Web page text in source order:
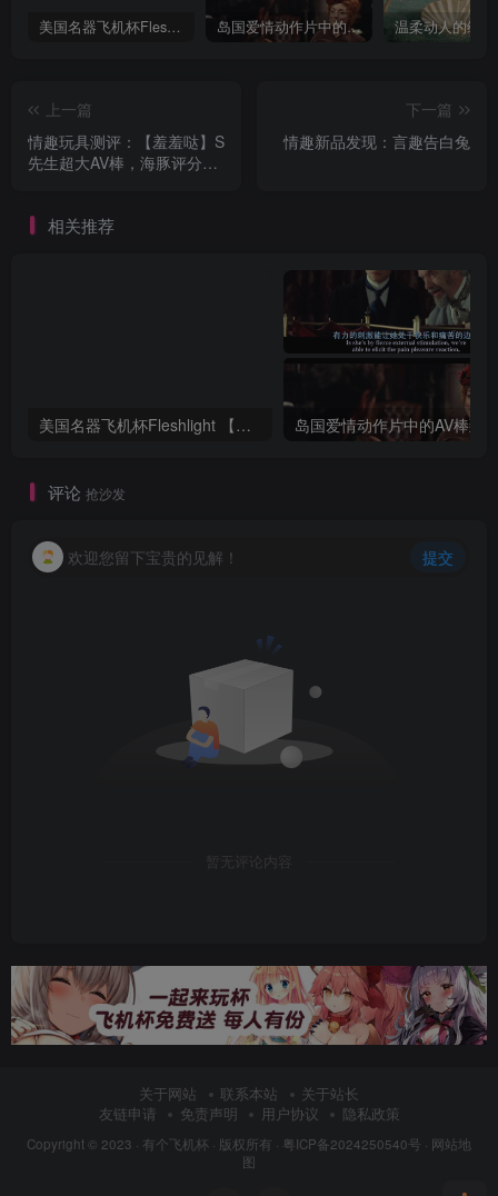
美国名器飞机杯Fleshlight 【Quickshot-Vantage 双头飞机杯】完全评测 岛国爱情动作片中的AV棒到底有多猛？成人用品震动棒的发展史！
上一篇
情趣玩具测评：【羞羞哒】S
先生超大AV棒，海豚评分：
下一篇
情趣新品发现：言趣告白兔
相关推荐
美国名器飞机杯Fleshlight 【Quickshot-Vantage 双头飞机杯】完全评测
评论 抢沙发
欢迎您留下宝贵的见解！ 提交
暂无评论内容
关于网站 联系本站
关于站长
友链申请
免责声明 用户协议 隐私政策
Copyright © 2023 · 有个飞机杯 · 版权所有 · 粤ICP备2024250540号 · 网站地
图